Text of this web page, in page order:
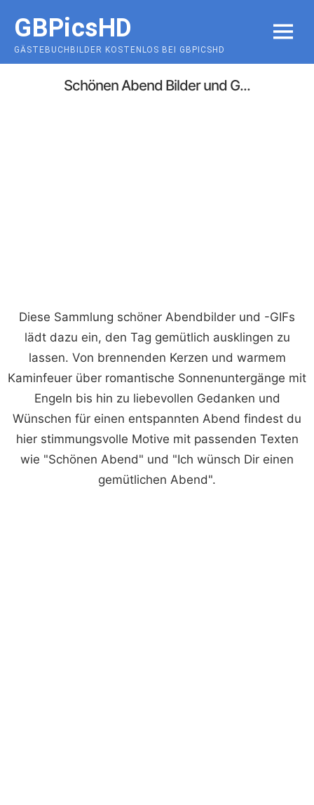
content
GBPicsHD
GÄSTEBUCHBILDER KOSTENLOS BEI GBPICSHD
MENU
Schönen Abend Bilder und G...
Diese Sammlung schöner Abendbilder und -GIFs
lädt dazu ein, den Tag gemütlich ausklingen zu
lassen. Von brennenden Kerzen und warmem
Kaminfeuer über romantische Sonnenuntergänge mit
Engeln bis hin zu liebevollen Gedanken und
Wünschen für einen entspannten Abend findest du
hier stimmungsvolle Motive mit passenden Texten
wie "Schönen Abend" und "Ich wünsch Dir einen
gemütlichen Abend".